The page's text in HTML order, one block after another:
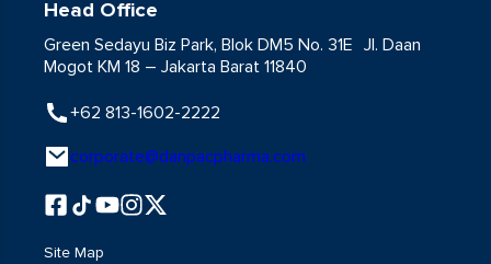
Head Office
Green Sedayu Biz Park, Blok DM5 No. 31E Jl. Daan
Mogot KM 18 – Jakarta Barat 11840
+62 813-1602-2222
corporate@danpacpharma.com
Site Map